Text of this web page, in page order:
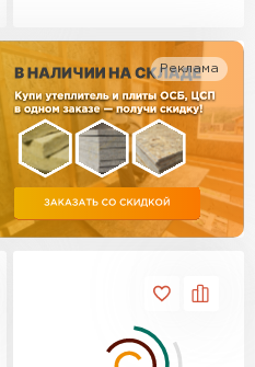
Реклама
Ruspanel